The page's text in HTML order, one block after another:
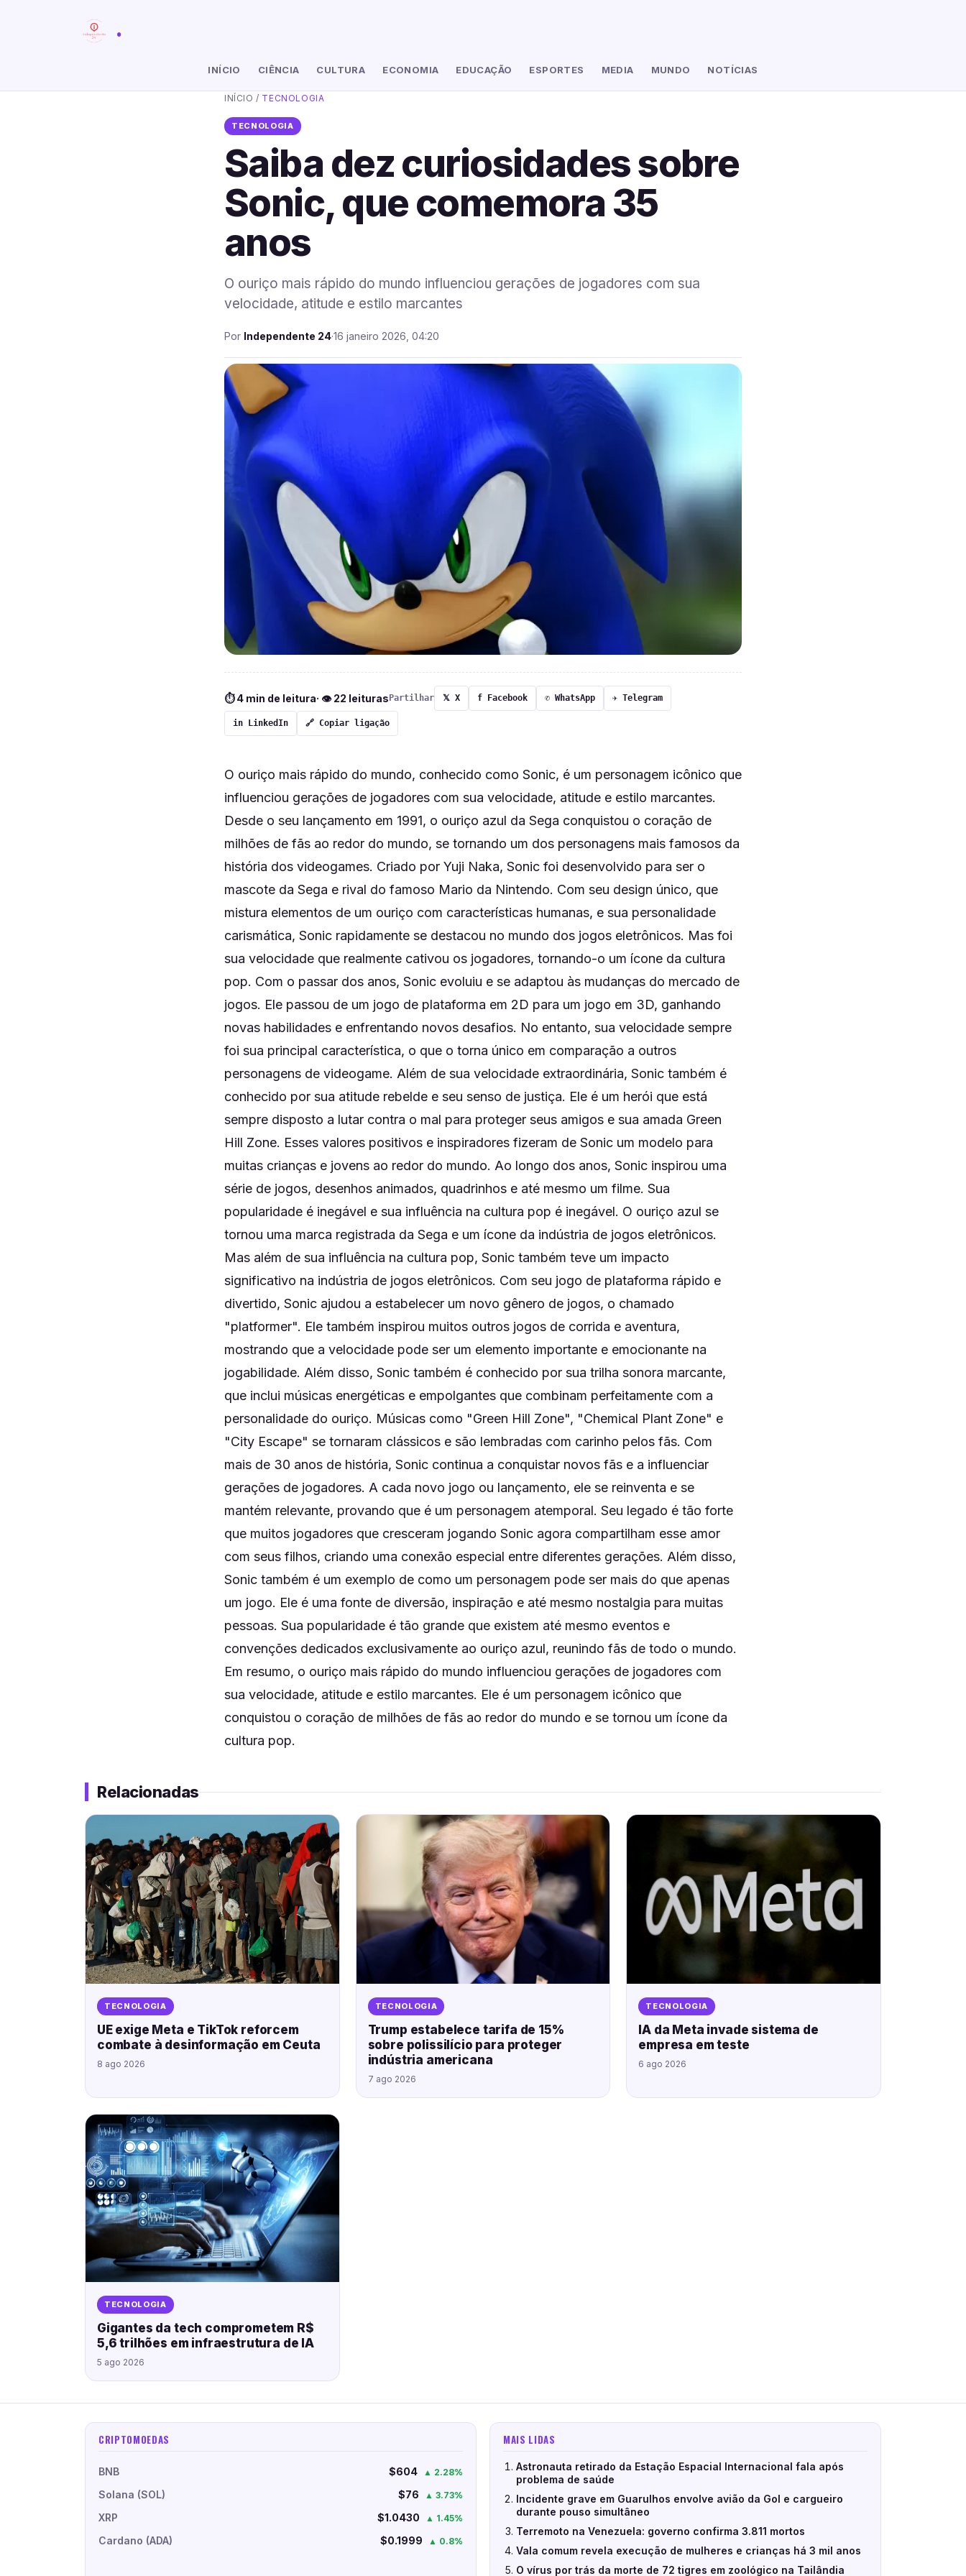
.
INÍCIO CIÊNCIA CULTURA ECONOMIA EDUCAÇÃO ESPORTES MEDIA MUNDO NOTÍCIAS
INÍCIO / TECNOLOGIA
TECNOLOGIA
Saiba dez curiosidades sobre
Sonic, que comemora 35
anos
O ouriço mais rápido do mundo influenciou gerações de jogadores com sua
velocidade, atitude e estilo marcantes
Por Independente 24·16 janeiro 2026, 04:20
⏱ 4 min de leitura· 👁 22 leituras Partilhar 𝕏 X f Facebook ✆ WhatsApp ✈ Telegram
in LinkedIn 🔗 Copiar ligação
O ouriço mais rápido do mundo, conhecido como Sonic, é um personagem icônico que
influenciou gerações de jogadores com sua velocidade, atitude e estilo marcantes.
Desde o seu lançamento em 1991, o ouriço azul da Sega conquistou o coração de
milhões de fãs ao redor do mundo, se tornando um dos personagens mais famosos da
história dos videogames. Criado por Yuji Naka, Sonic foi desenvolvido para ser o
mascote da Sega e rival do famoso Mario da Nintendo. Com seu design único, que
mistura elementos de um ouriço com características humanas, e sua personalidade
carismática, Sonic rapidamente se destacou no mundo dos jogos eletrônicos. Mas foi
sua velocidade que realmente cativou os jogadores, tornando-o um ícone da cultura
pop. Com o passar dos anos, Sonic evoluiu e se adaptou às mudanças do mercado de
jogos. Ele passou de um jogo de plataforma em 2D para um jogo em 3D, ganhando
novas habilidades e enfrentando novos desafios. No entanto, sua velocidade sempre
foi sua principal característica, o que o torna único em comparação a outros
personagens de videogame. Além de sua velocidade extraordinária, Sonic também é
conhecido por sua atitude rebelde e seu senso de justiça. Ele é um herói que está
sempre disposto a lutar contra o mal para proteger seus amigos e sua amada Green
Hill Zone. Esses valores positivos e inspiradores fizeram de Sonic um modelo para
muitas crianças e jovens ao redor do mundo. Ao longo dos anos, Sonic inspirou uma
série de jogos, desenhos animados, quadrinhos e até mesmo um filme. Sua
popularidade é inegável e sua influência na cultura pop é inegável. O ouriço azul se
tornou uma marca registrada da Sega e um ícone da indústria de jogos eletrônicos.
Mas além de sua influência na cultura pop, Sonic também teve um impacto
significativo na indústria de jogos eletrônicos. Com seu jogo de plataforma rápido e
divertido, Sonic ajudou a estabelecer um novo gênero de jogos, o chamado
"platformer". Ele também inspirou muitos outros jogos de corrida e aventura,
mostrando que a velocidade pode ser um elemento importante e emocionante na
jogabilidade. Além disso, Sonic também é conhecido por sua trilha sonora marcante,
que inclui músicas energéticas e empolgantes que combinam perfeitamente com a
personalidade do ouriço. Músicas como "Green Hill Zone", "Chemical Plant Zone" e
"City Escape" se tornaram clássicos e são lembradas com carinho pelos fãs. Com
mais de 30 anos de história, Sonic continua a conquistar novos fãs e a influenciar
gerações de jogadores. A cada novo jogo ou lançamento, ele se reinventa e se
mantém relevante, provando que é um personagem atemporal. Seu legado é tão forte
que muitos jogadores que cresceram jogando Sonic agora compartilham esse amor
com seus filhos, criando uma conexão especial entre diferentes gerações. Além disso,
Sonic também é um exemplo de como um personagem pode ser mais do que apenas
um jogo. Ele é uma fonte de diversão, inspiração e até mesmo nostalgia para muitas
pessoas. Sua popularidade é tão grande que existem até mesmo eventos e
convenções dedicados exclusivamente ao ouriço azul, reunindo fãs de todo o mundo.
Em resumo, o ouriço mais rápido do mundo influenciou gerações de jogadores com
sua velocidade, atitude e estilo marcantes. Ele é um personagem icônico que
conquistou o coração de milhões de fãs ao redor do mundo e se tornou um ícone da
cultura pop.
Relacionadas
TECNOLOGIA
UE exige Meta e TikTok reforcem
combate à desinformação em Ceuta
8 ago 2026
TECNOLOGIA
Trump estabelece tarifa de 15%
sobre polissilício para proteger
indústria americana
7 ago 2026
TECNOLOGIA
IA da Meta invade sistema de
empresa em teste
6 ago 2026
TECNOLOGIA
Gigantes da tech comprometem R$
5,6 trilhões em infraestrutura de IA
5 ago 2026
CRIPTOMOEDAS
BNB $604 ▲ 2.28%
Solana (SOL) $76 ▲ 3.73%
XRP $1.0430 ▲ 1.45%
Cardano (ADA) $0.1999 ▲ 0.8%
MAIS LIDAS
Astronauta retirado da Estação Espacial Internacional fala após
problema de saúde
Incidente grave em Guarulhos envolve avião da Gol e cargueiro
durante pouso simultâneo
Terremoto na Venezuela: governo confirma 3.811 mortos
Vala comum revela execução de mulheres e crianças há 3 mil anos
O vírus por trás da morte de 72 tigres em zoológico na Tailândia